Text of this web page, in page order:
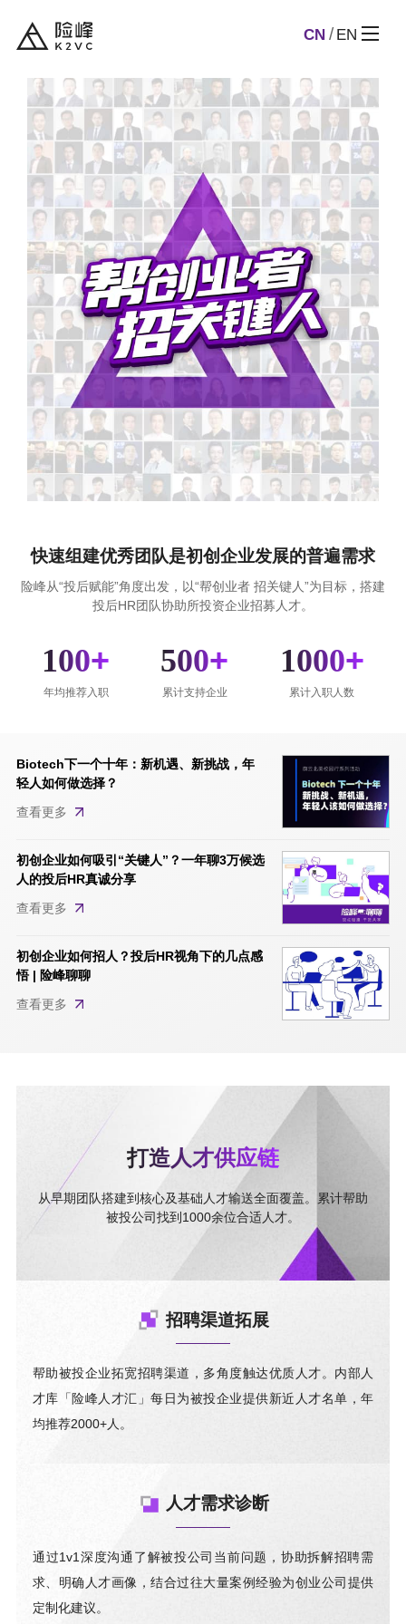
CN EN
快速组建优秀团队是初创企业发展的普遍需求
险峰从“投后赋能”角度出发，以“帮创业者 招关键人”为目标，搭建
投后HR团队协助所投资企业招募人才。
100+
年均推荐入职
500+
累计支持企业
1000+
累计入职人数
Biotech下一个十年：新机遇、新挑战，年
轻人如何做选择？
查看更多
初创企业如何吸引“关键人”？一年聊3万候选
人的投后HR真诚分享
查看更多
初创企业如何招人？投后HR视角下的几点感
悟 | 险峰聊聊
查看更多
打造人才供应链
从早期团队搭建到核心及基础人才输送全面覆盖。累计帮助
被投公司找到1000余位合适人才。
招聘渠道拓展
帮助被投企业拓宽招聘渠道，多角度触达优质人才。内部人
才库「险峰人才汇」每日为被投企业提供新近人才名单，年
均推荐2000+人。
人才需求诊断
通过1v1深度沟通了解被投公司当前问题，协助拆解招聘需
求、明确人才画像，结合过往大量案例经验为创业公司提供
定制化建议。